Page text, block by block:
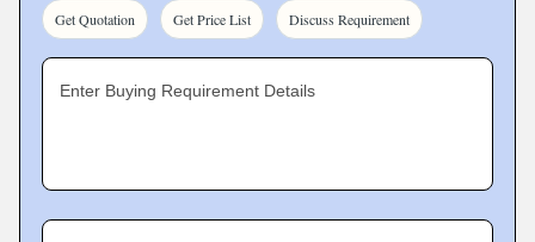
chemicals and biostimulants, is dedicated to providing
environmentally responsible solutions while prioritizing
its clients.
We at Greenchem Biotech are committed to making the
Get Quotation Get Price List Discuss Requirement
Enter Buying Requirement Details